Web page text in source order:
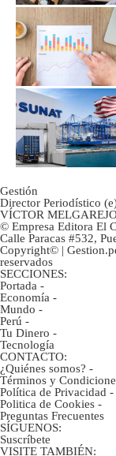
Gestión
Director Periodístico
VÍCTOR
© Empresa Editora El
Calle Paracas #532,
Copyright© |
reservados
SECCIONES:
Portada -
Economía -
Mundo -
Perú -
Tu Dinero -
Tecnología
CONTACTO:
¿Quiénes somos? -
Términos y
Política de Privacidad -
Politica de Cookies -
Preguntas Frecuentes
SÍGUENOS:
Suscríbete
VISITE TAMBIÉN: